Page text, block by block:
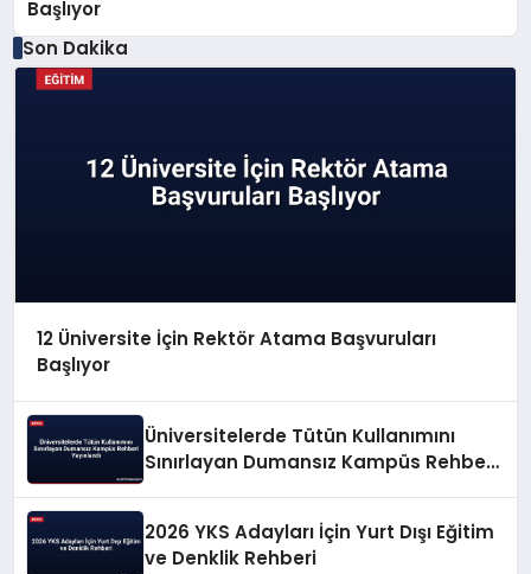
Başlıyor
Son Dakika
12 Üniversite İçin Rektör Atama Başvuruları
Başlıyor
Üniversitelerde Tütün Kullanımını
Sınırlayan Dumansız Kampüs Rehberi
2026 YKS Adayları İçin Yurt Dışı Eğitim
ve Denklik Rehberi